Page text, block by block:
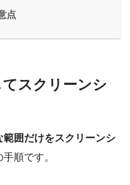
点
スクリーンシ
範囲だけをスクリーンシ
順です。